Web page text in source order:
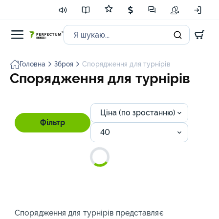
Головна Зброя Спорядження для турнірів
Спорядження для турнірів
Фільтр
Ціна (по зростанню)
40
Спорядження для турнірів представляє